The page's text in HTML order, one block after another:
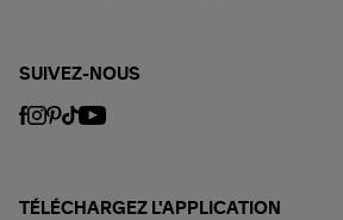
SUIVEZ-NOUS
TÉLÉCHARGEZ L'APPLICATION